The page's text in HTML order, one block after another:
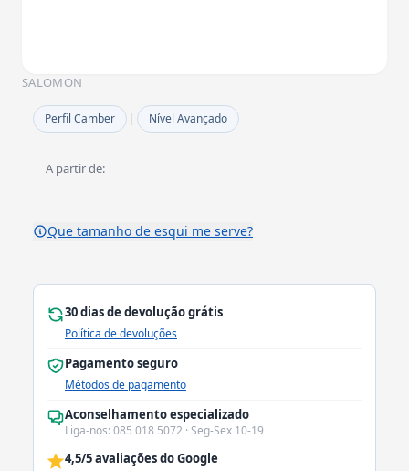
SALOMON
Perfil Camber | Nível Avançado
A partir de:
Que tamanho de esqui me serve?
30 dias de devolução grátis
Política de devoluções
Pagamento seguro
Métodos de pagamento
Aconselhamento especializado
Liga-nos: 085 018 5072 · Seg-Sex 10-19
4,5/5 avaliações do Google